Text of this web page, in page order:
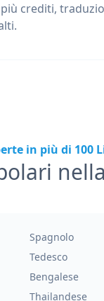
crediti,
in più di 100
Spagnolo
Tedesco
Bengalese
Thailandese